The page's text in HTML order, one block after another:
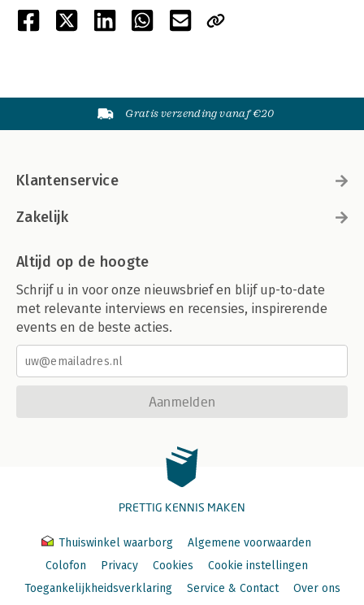
Gratis verzending vanaf €20
Klantenservice
Zakelijk
Altijd op de hoogte
Schrijf u in voor onze nieuwsbrief en blijf up-to-date
met relevante interviews en recensies, inspirerende
events en de beste acties.
Aanmelden
PRETTIG KENNIS MAKEN
Thuiswinkel waarborg
Algemene voorwaarden
Colofon
Privacy Cookies
Cookie instellingen
Toegankelijkheidsverklaring
Service & Contact Over ons